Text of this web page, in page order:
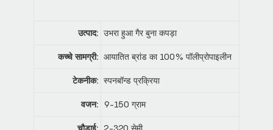
उत्पाद: उभरा हुआ गैर बुना कपड़ा
कच्चे सामग्री: आयातित ब्रांड का 100% पॉलीप्रोपाइलीन
टेकनीक: स्पनबॉन्ड प्रक्रिया
वजन: 9-150 ग्राम